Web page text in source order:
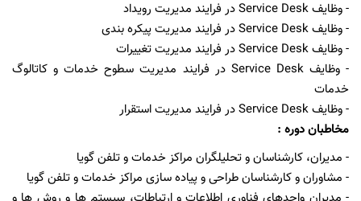
- وظایف Service Desk در فرایند مدیریت رویداد
- وظایف Service Desk در فرایند مدیریت پیکره بندی
- وظایف Service Desk در فرایند مدیریت تغییرات
- وظایف Service Desk در فرایند مدیریت سطوح خدمات و کاتالوگ
خدمات
- وظایف Service Desk در فرایند مدیریت استقرار
مخاطبان دوره :
- مدیران، کارشناسان و تحلیلگران مراکز خدمات و تلفن گویا
- مشاوران و کارشناسان طراحی و پیاده سازی مراکز خدمات و تلفن گویا